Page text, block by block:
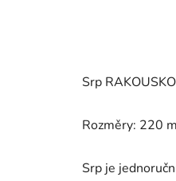
Srp
Rozměry: 220
Srp je